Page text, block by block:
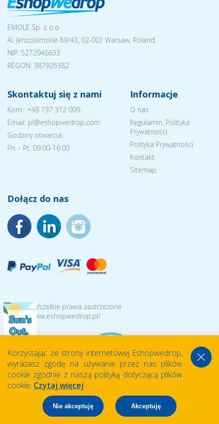
EMOLE Sp. z o.o.
Al. Jerozolimskie 89/43, 02-001 Warsaw, Poland
NIP: 5272946633
REGON: 387925382
Skontaktuj się z nami
Kom.: +48 737 312 009
Email: pl@eshopwedrop.com
Godziny otwarcia:
Pn. - Pt. 09:00-16:00
Informacje
O nas
Regulamin, Polityka
Prywatności
Polityka Prywatności
Kontakt
Sitemap
Dołącz do nas
© 2026 Wszelkie prawa zastrzeżone
https://www.eshopwedrop.pl/
Korzystając ze strony internetowej Eshopwedrop,
wyrażasz zgodę na używanie przez nas plików
cookie zgodnie z naszą polityką dotyczącą plików
cookie. Czytaj więcej
Nie akceptuję Akceptuję